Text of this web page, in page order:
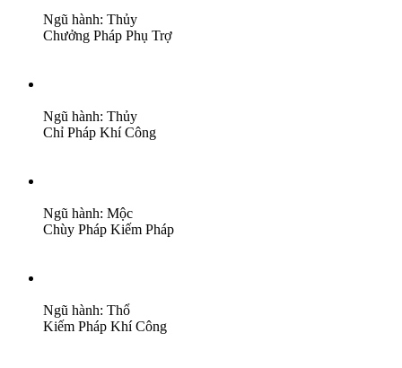
Ngũ hành: Thủy
Chưởng Pháp Phụ Trợ
Ngũ hành: Thủy
Chỉ Pháp Khí Công
Ngũ hành: Mộc
Chùy Pháp Kiếm Pháp
Ngũ hành: Thổ
Kiếm Pháp Khí Công